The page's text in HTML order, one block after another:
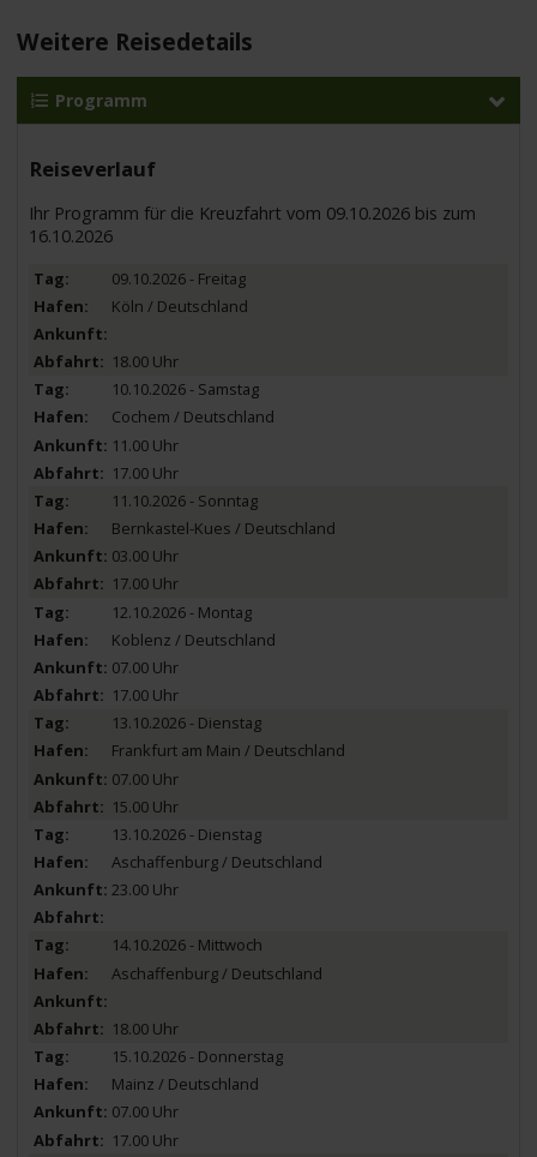
Weitere Reisedetails
Programm
Reiseverlauf
Ihr Programm für die Kreuzfahrt vom 09.10.2026 bis zum
16.10.2026
09.10.2026 - Freitag
Köln / Deutschland
18.00 Uhr
10.10.2026 - Samstag
Cochem / Deutschland
11.00 Uhr
17.00 Uhr
11.10.2026 - Sonntag
Bernkastel-Kues / Deutschland
03.00 Uhr
17.00 Uhr
12.10.2026 - Montag
Koblenz / Deutschland
07.00 Uhr
17.00 Uhr
13.10.2026 - Dienstag
Frankfurt am Main / Deutschland
07.00 Uhr
15.00 Uhr
13.10.2026 - Dienstag
Aschaffenburg / Deutschland
23.00 Uhr
14.10.2026 - Mittwoch
Aschaffenburg / Deutschland
18.00 Uhr
15.10.2026 - Donnerstag
Mainz / Deutschland
07.00 Uhr
17.00 Uhr